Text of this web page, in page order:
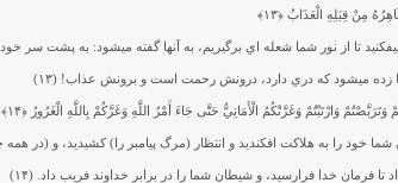
مِنْ قِبَلِهِ الْعَذَابُ﴿۱۳﴾
تا از نور شما شعله‏ اي برگيريم، به آنها گفته مي‏شود: به پشت سر خود
زده مي‏شود كه دري دارد، درونش رحمت است و برونش عذاب! (۱۳)
وَتَرَبَّصْتُمْ وَارْتَبْتُمْ وَغَرَّتْكُمُ الْأَمَانِيُّ حَتَّى جَاءَ أَمْرُ اللَّهِ وَغَرَّكُمْ بِاللَّهِ الْغَرُورُ﴿۱۴﴾
شما خود را به هلاكت افكنديد و انتظار (مرگ پيامبر را) كشيديد، و (در
تا فرمان خدا فرارسيد، و شيطان شما را در برابر خداوند فريب داد. (۱۴)